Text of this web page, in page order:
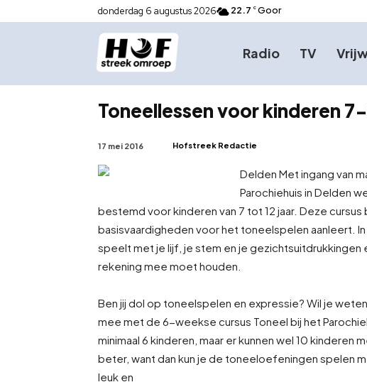
donderdag 6 augustus 2026 22.7 C Goor
Radio TV
Toneellessen voor kinderen
17 mei 2016 Hofstreek Redactie
Delden Met ingang van
Parochiehuis in Delden
bestemd voor kinderen van 7 tot 12 jaar. Deze cursus
basisvaardigheden voor het toneelspelen aanleert.
speelt met je lijf, je stem en je gezichtsuitdrukkingen
rekening mee moet houden.
Ben jij dol op toneelspelen en expressie? Wil je
mee met de 6-weekse cursus Toneel bij het
minimaal 6 kinderen, maar er kunnen wel 10 kinderen
beter, want dan kun je de toneeloefeningen spelen
leuk en